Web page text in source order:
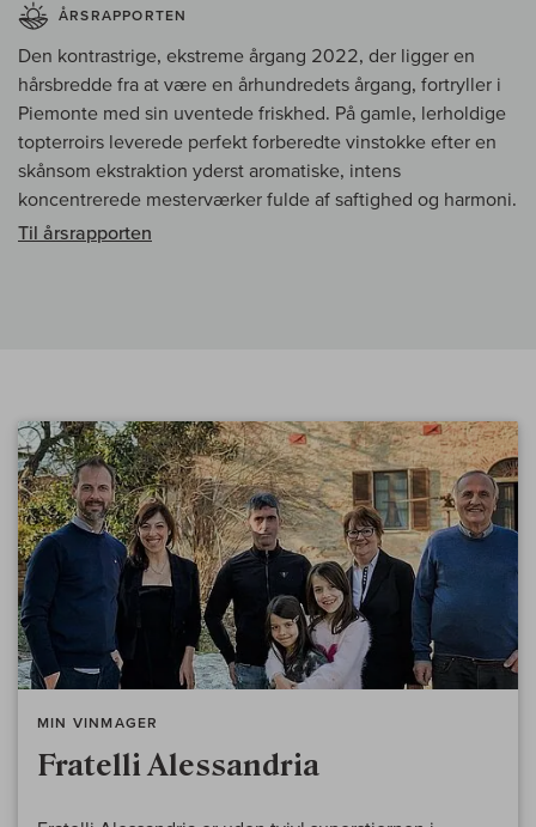
ÅRSRAPPORTEN
Den kontrastrige, ekstreme årgang 2022, der ligger en
hårsbredde fra at være en århundredets årgang, fortryller i
Piemonte med sin uventede friskhed. På gamle, lerholdige
topterroirs leverede perfekt forberedte vinstokke efter en
skånsom ekstraktion yderst aromatiske, intens
koncentrerede mesterværker fulde af saftighed og harmoni.
Til årsrapporten
MIN VINMAGER
Fratelli Alessandria